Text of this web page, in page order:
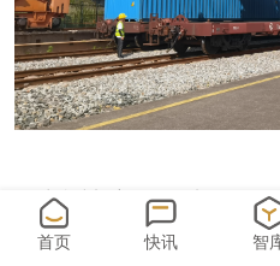
面对持续加密的国际班列开行
关、口岸站业务对接，大力推
首页 快讯 智